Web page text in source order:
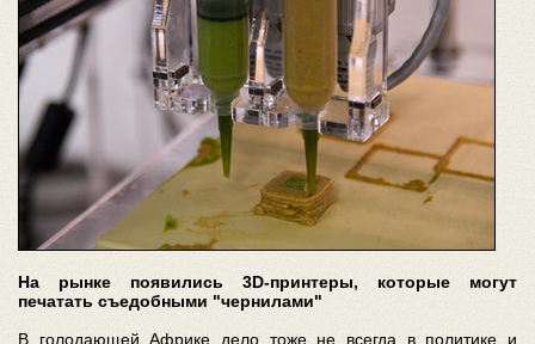
На рынке появились 3D-принтеры, которые могут
печатать съедобными "чернилами"
В голодающей Африке дело тоже не всегда в политике и